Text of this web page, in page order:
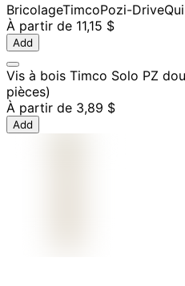
BricolageTimcoPozi-Drive
À partir de 11,15 $
Add
Vis à bois Timco Solo PZ
pièces)
À partir de 3,89 $
Add